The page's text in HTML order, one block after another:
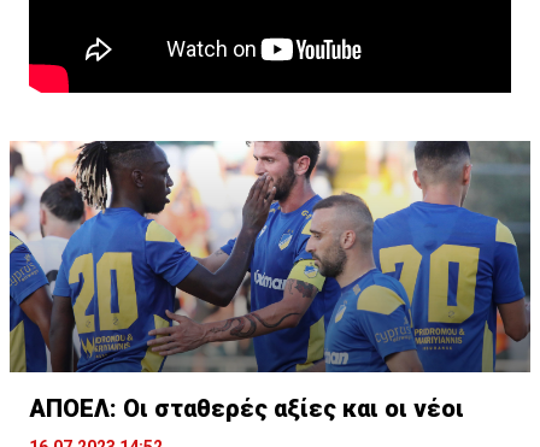
ΑΠΟΕΛ: Οι σταθερές αξίες και οι νέοι